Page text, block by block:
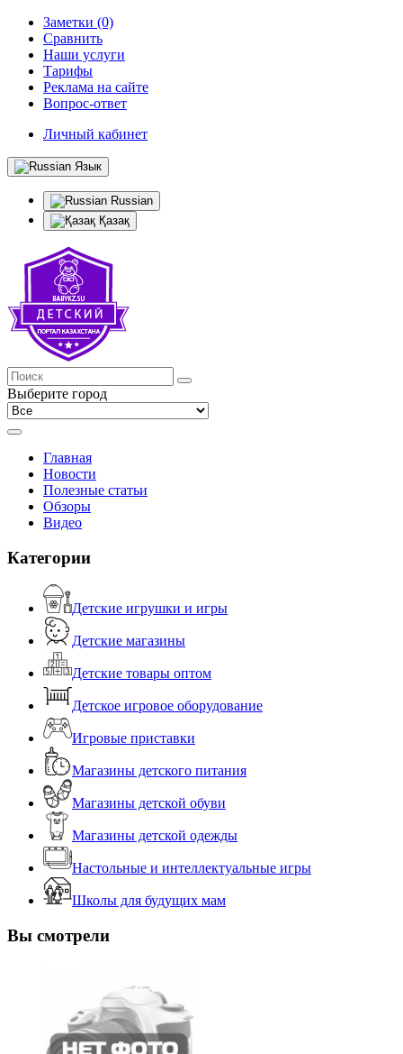
Заметки (0)
Сравнить
Наши услуги
Тарифы
Реклама на сайте
Вопрос-ответ
Личный кабинет
Язык
Russian
Қазақ
Выберите город
Главная
Новости
Полезные статьи
Обзоры
Видео
Категории
Детские игрушки и игры
Детские магазины
Детские товары оптом
Детское игровое оборудование
Игровые приставки
Магазины детского питания
Магазины детской обуви
Магазины детской одежды
Настольные и интеллектуальные игры
Школы для будущих мам
Вы смотрели